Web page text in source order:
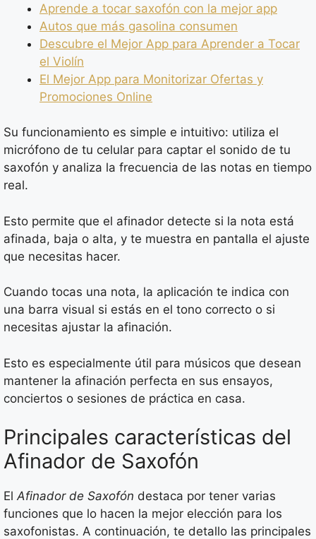
Aprende a tocar saxofón con la mejor app
Autos que más gasolina consumen
Descubre el Mejor App para Aprender a Tocar
el Violín
El Mejor App para Monitorizar Ofertas y
Promociones Online
Su funcionamiento es simple e intuitivo: utiliza el
micrófono de tu celular para captar el sonido de tu
saxofón y analiza la frecuencia de las notas en tiempo
real.
Esto permite que el afinador detecte si la nota está
afinada, baja o alta, y te muestra en pantalla el ajuste
que necesitas hacer.
Cuando tocas una nota, la aplicación te indica con
una barra visual si estás en el tono correcto o si
necesitas ajustar la afinación.
Esto es especialmente útil para músicos que desean
mantener la afinación perfecta en sus ensayos,
conciertos o sesiones de práctica en casa.
Principales características del
Afinador de Saxofón
ElAfinador de Saxofón destaca por tener varias
funciones que lo hacen la mejor elección para los
saxofonistas. A continuación, te detallo las principales